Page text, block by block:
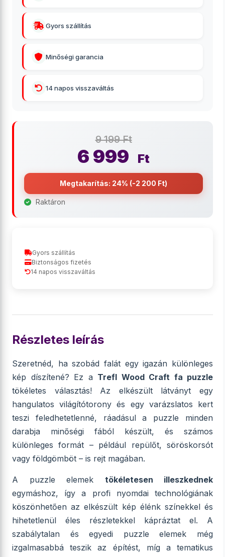
Gyors szállítás
Minőségi garancia
14 napos visszaváltás
9 199 Ft
6 999 Ft
Megtakarítás: 24% (-2 200 Ft)
Raktáron
Gyors szállítás
Biztonságos fizetés
14 napos visszaváltás
Részletes leírás
Szeretnéd, ha szobád falát egy igazán különleges
kép díszítené? Ez a Trefl Wood Craft fa puzzle
tökéletes választás! Az elkészült látványt egy
hangulatos világítótorony és egy varázslatos kert
teszi feledhetetlenné, ráadásul a puzzle minden
darabja minőségi fából készült, és számos
különleges formát – például repülőt, söröskorsót
vagy földgömböt – is rejt magában.
A puzzle elemek tökéletesen illeszkednek
egymáshoz, így a profi nyomdai technológiának
köszönhetően az elkészült kép élénk színekkel és
hihetetlenül éles részletekkel kápráztat el. A
szabálytalan és egyedi puzzle elemek még
izgalmasabbá teszik az építést, míg a tematikus